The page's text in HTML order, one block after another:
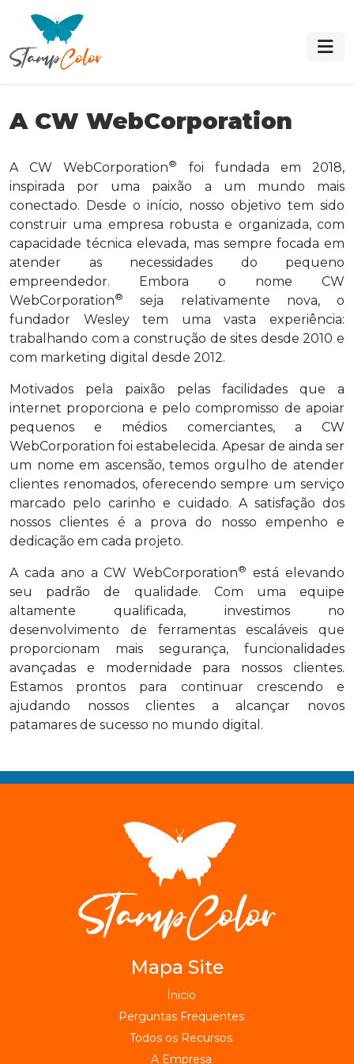
A CW WebCorporation
A CW WebCorporation®
foi fundada em 2018,
inspirada por uma paixão a um mundo mais
conectado. Desde o início, nosso objetivo tem sido
construir uma empresa robusta e organizada, com
capacidade técnica elevada, mas sempre focada em
atender as necessidades do pequeno
empreendedor. Embora o nome CW
WebCorporation®
seja relativamente nova, o
fundador Wesley tem uma vasta experiência:
trabalhando com a construção de sites desde 2010 e
com marketing digital desde 2012.
Motivados pela paixão pelas facilidades que a
internet proporciona e pelo compromisso de apoiar
pequenos e médios comerciantes, a CW
WebCorporation foi estabelecida. Apesar de ainda ser
um nome em ascensão, temos orgulho de atender
clientes renomados, oferecendo sempre um serviço
marcado pelo carinho e cuidado. A satisfação dos
nossos clientes é a prova do nosso empenho e
dedicação em cada projeto.
A cada ano a CW WebCorporation® está elevando
seu padrão de qualidade. Com uma equipe
altamente qualificada, investimos no
desenvolvimento de ferramentas escaláveis que
proporcionam mais segurança, funcionalidades
avançadas e modernidade para nossos clientes.
Estamos prontos para continuar crescendo e
ajudando nossos clientes a alcançar novos
patamares de sucesso no mundo digital.
Mapa Site
Ínicio
Perguntas Frequentes
Todos os Recursos
A Empresa